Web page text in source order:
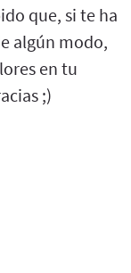
que, si te ha
algún modo,
en tu
;)